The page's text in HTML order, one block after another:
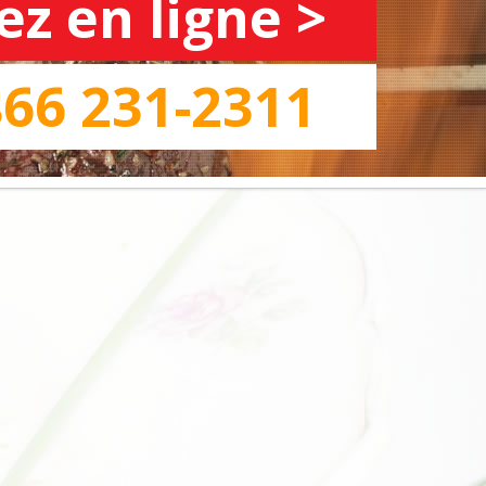
CORPORATIFS
PRIVÉS
en ligne >
231-2311